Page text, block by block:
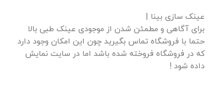
عینک سازی بینا |
برای آگاهی و مطمئن شدن از موجودی عینک طبی بالا
حتما با فروشگاه تماس بگیرید چون این امکان وجود دارد
که در فروشگاه فروخته شده باشد اما در سایت نمایش
داده شود !